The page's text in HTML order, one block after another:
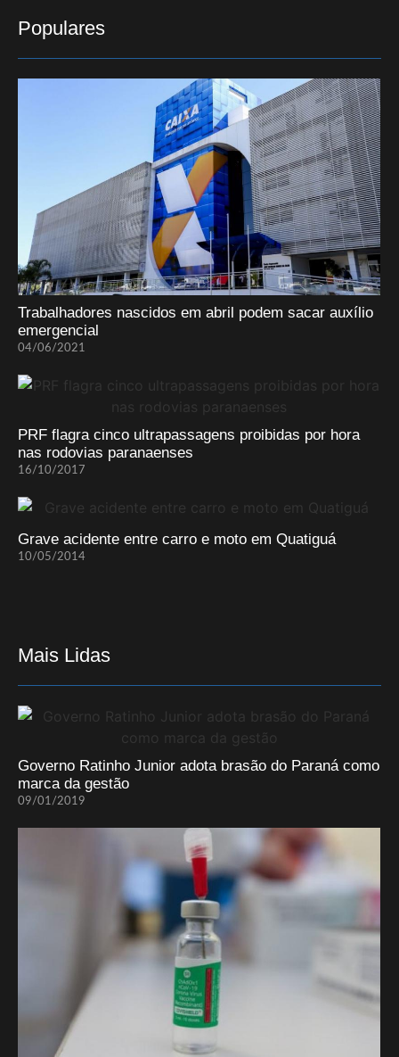
Populares
Trabalhadores nascidos em abril podem sacar auxílio
emergencial
04/06/2021
PRF flagra cinco ultrapassagens proibidas por hora
nas rodovias paranaenses
16/10/2017
Grave acidente entre carro e moto em Quatiguá
10/05/2014
Mais Lidas
Governo Ratinho Junior adota brasão do Paraná como
marca da gestão
09/01/2019